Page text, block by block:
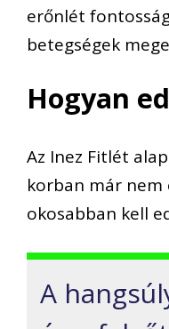
erőnlét
betegségek
Hogyan
Az Inez Fitlét
korban már nem
okosabban kell
A